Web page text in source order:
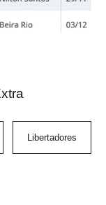
Libertadores